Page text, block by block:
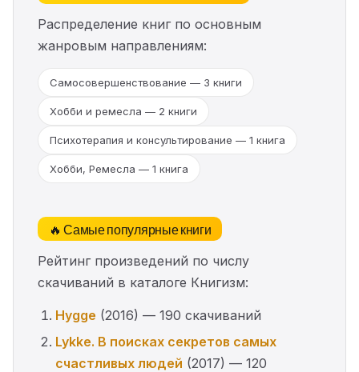
Распределение книг по основным
жанровым направлениям:
Самосовершенствование — 3 книги
Хобби и ремесла — 2 книги
Психотерапия и консультирование — 1 книга
Хобби, Ремесла — 1 книга
🔥 Самые популярные книги
Рейтинг произведений по числу
скачиваний в каталоге Книгизм:
Hygge (2016) — 190 скачиваний
Lykke. В поисках секретов самых
счастливых людей (2017) — 120